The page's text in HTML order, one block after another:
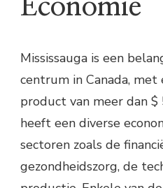
Economie
Mississauga is een
centrum in Canada,
product van meer dan
heeft een diverse
sectoren zoals de
gezondheidszorg, de